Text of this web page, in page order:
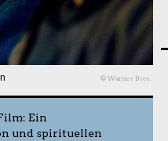
© Warner Bros.
Ein
und spirituellen